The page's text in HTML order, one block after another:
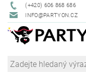
(+420) 606 868 686
INFO@PARTYON.CZ